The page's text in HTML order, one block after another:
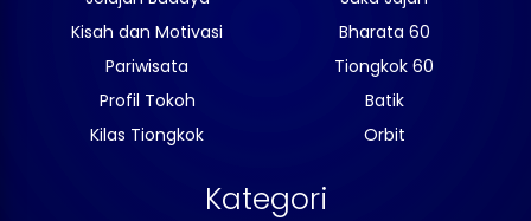
Kisah dan Motivasi
Pariwisata
Profil Tokoh
Kilas Tiongkok
Bharata 60
Tiongkok 60
Batik
Orbit
Kategori